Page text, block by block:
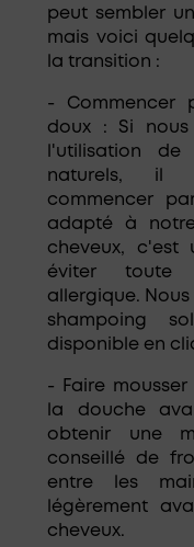
peut sembler
mais voici
la transition :
- Commencer
doux : Si nous
l'utilisation de
naturels, il
commencer
adapté à
cheveux, c'est
éviter toute
allergique.
shampoing
disponible en
- Faire
la douche
obtenir une
conseillé de
entre les
légèrement
cheveux.